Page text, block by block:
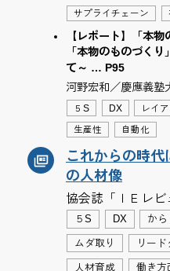
サプライチェーン
【レポート】「本
「本物のものづく
て～ … P95
河野宏和／慶應義塾
５S DX レイ
生産性 自動化
これからの時
の人材像
協会誌「ＩＥレビ
５S DX から
ムダ取り リー
人材育成 働き方